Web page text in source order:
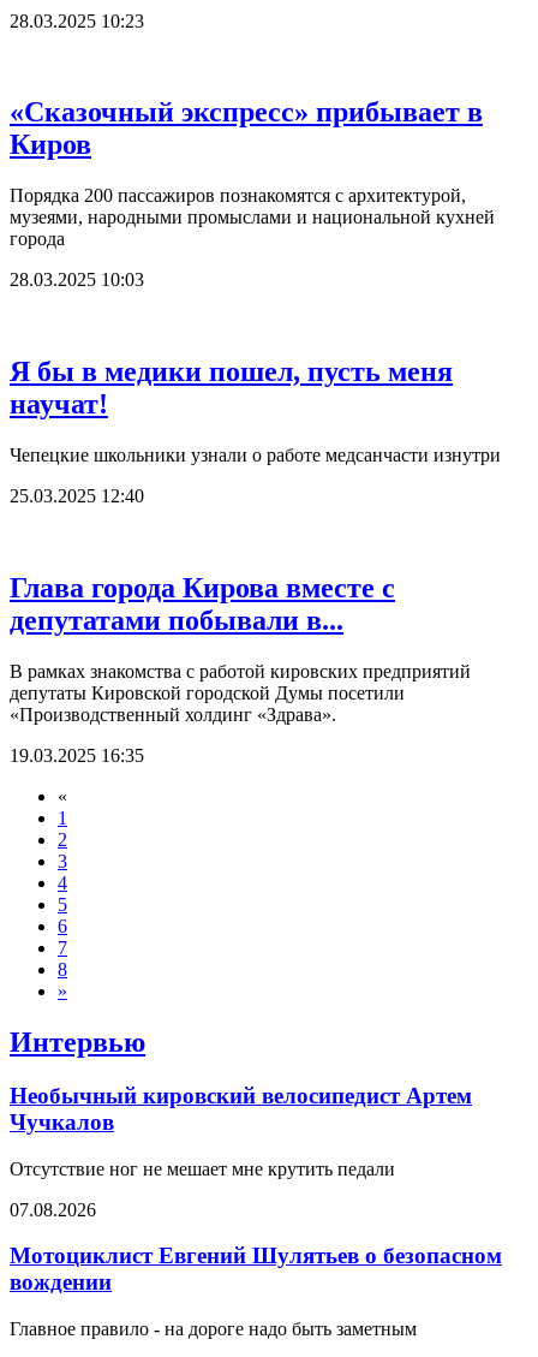
28.03.2025 10:23
«Сказочный экспресс» прибывает в
Киров
Порядка 200 пассажиров познакомятся с архитектурой,
музеями, народными промыслами и национальной кухней
города
28.03.2025 10:03
Я бы в медики пошел, пусть меня
научат!
Чепецкие школьники узнали о работе медсанчасти изнутри
25.03.2025 12:40
Глава города Кирова вместе с
депутатами побывали в...
В рамках знакомства с работой кировских предприятий
депутаты Кировской городской Думы посетили
«Производственный холдинг «Здрава».
19.03.2025 16:35
«
1
2
3
4
5
6
7
8
»
Интервью
Необычный кировский велосипедист Артем
Чучкалов
Отсутствие ног не мешает мне крутить педали
07.08.2026
Мотоциклист Евгений Шулятьев о безопасном
вождении
Главное правило - на дороге надо быть заметным